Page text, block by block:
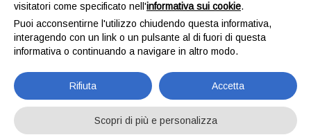
PEUGEOT"
Home Prodotti taggati “Peugeot"”
visitatori come specificato nell'informativa sui cookie.
Puoi acconsentirne l'utilizzo chiudendo questa informativa,
interagendo con un link o un pulsante al di fuori di questa
informativa o continuando a navigare in altro modo.
Rifiuta Accetta
Scopri di più e personalizza